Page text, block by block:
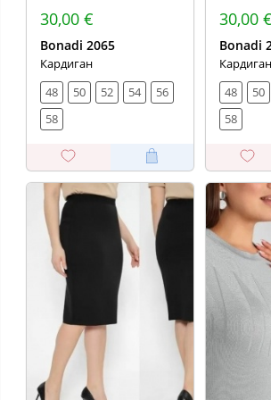
30,00 €
Bonadi 2065
Кардиган
48
50 52 54
56
58
30,00 €
Bonadi
Кардиган
48
50
58